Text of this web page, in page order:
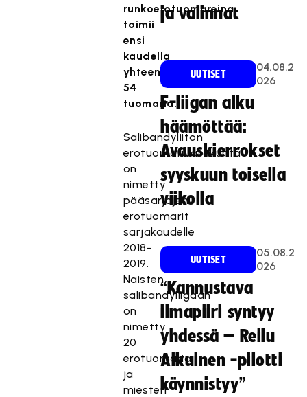
runkoerotuomareina
toimii
ensi
kaudella
yhteensä
54
tuomaria.
Salibandyliiton
erotuomarivaliokunta
on
nimetty
pääsarjojen
erotuomarit
sarjakaudelle
2018-
2019.
Naisten
salibandyliigaan
on
nimetty
20
erotuomaria,
ja
miesten
ja valinnat
UUTISET
04.08.2
026
F-liigan alku
häämöttää:
Avauskierrokset
syyskuun toisella
viikolla
UUTISET
05.08.2
026
“Kannustava
ilmapiiri syntyy
yhdessä – Reilu
Aikuinen -pilotti
käynnistyy”